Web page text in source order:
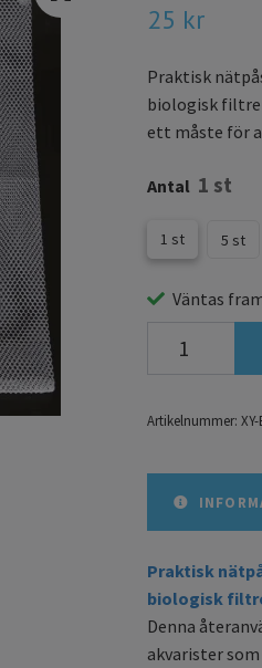
25 kr
Praktisk
biologisk
ett måste för
Antal 1 st
1 st 5 st
Väntas
Artikelnummer:
Praktisk
biologisk
Denna
akvarister